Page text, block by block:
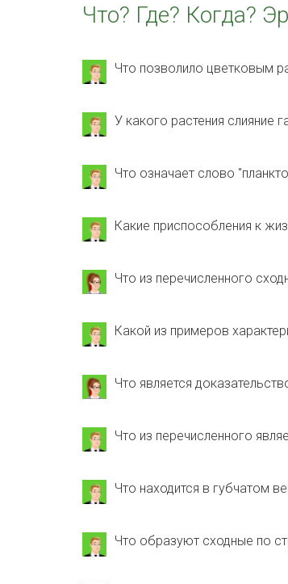
Что? Где? Когда?
Что позволило цветковым
У какого растения слияние
Что означает слово
Какие приспособления к
Что из перечисленного
Какой из примеров
Что является
Что из перечисленного
Что находится в губчатом
Что образуют сходные по